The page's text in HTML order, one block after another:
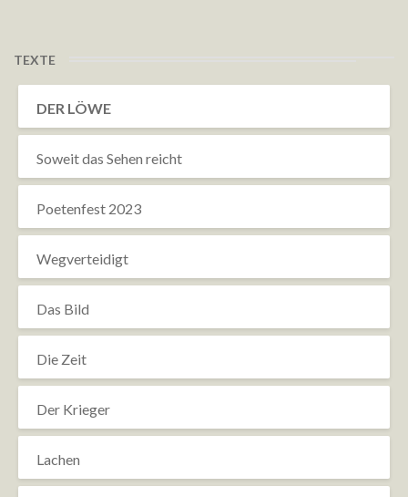
TEXTE
DER LÖWE
Soweit das Sehen reicht
Poetenfest 2023
Wegverteidigt
Das Bild
Die Zeit
Der Krieger
Lachen